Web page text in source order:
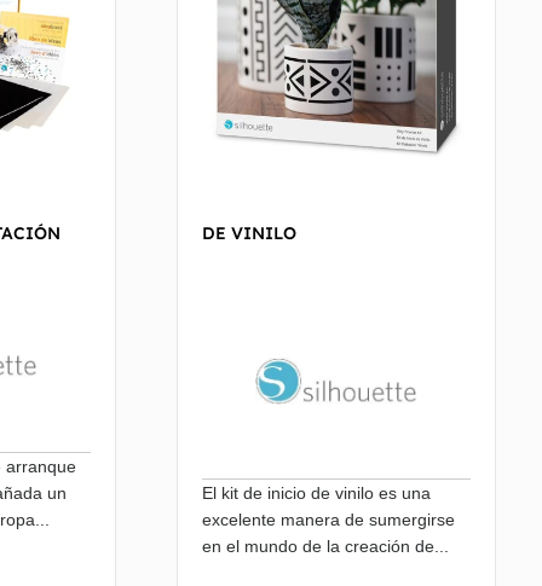
arranque
un
DE VINILO
El kit de inicio de vinilo es una
excelente manera de sumergirse
en el mundo de la creación de...